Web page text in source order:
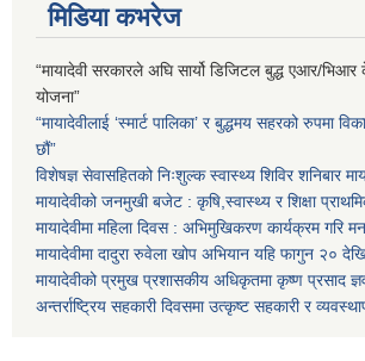
मिडिया कभरेज
“मायादेवी सरकारले अघि सार्यो डिजिटल बुद्ध एआर/भिआर
योजना”
“मायादेवीलाई ‘स्मार्ट पालिका’ र बुद्धमय सहरको रुपमा
छौं”
विशेषज्ञ सेवासहितको निःशुल्क स्वास्थ्य शिविर शनिबार
मायादेवीको जनमुखी बजेट : कृषि,स्वास्थ्य र शिक्षा
मायादेवीमा महिला दिवस : अभिमुखिकरण कार्यक्रम गरि
मायादेवीमा दादुरा रुवेला खोप अभियान यहि फागुन २०
मायादेवीको प्रमुख प्रशासकीय अधिकृतमा कृष्ण प्रसाद
अन्तर्राष्ट्रिय सहकारी दिवसमा उत्कृष्ट सहकारी र